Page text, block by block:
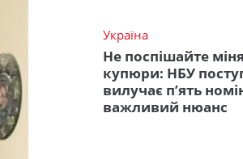
Україна
Не поспішайте
купюри: НБУ
вилучає п’ять
важливий нюанс